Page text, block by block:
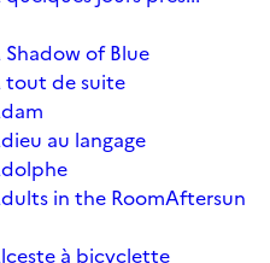
of Blue
tout de suite
au langage
in the RoomAftersun
à bicyclette